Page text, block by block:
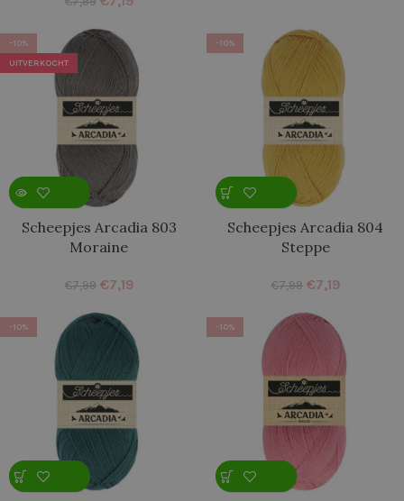
-10%
UITVERKOCHT
Scheepjes Arcadia 803
Moraine
€7,99 €7,19
-10%
Scheepjes Arcadia 804
Steppe
€7,99 €7,19
-10% -10%